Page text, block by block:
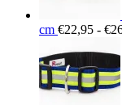
cm €22,95 - €